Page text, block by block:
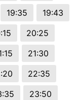
19:35
19:43
20:25
21:30
22:35
23:50